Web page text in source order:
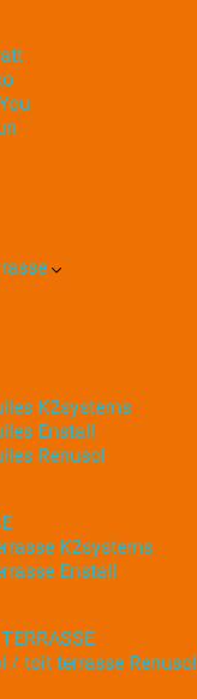
K2systems
Enstall
Renusol
K2systems
Enstall
/ toit terrasse Renusol